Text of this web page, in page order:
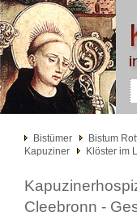
Bistümer Bistum
Kapuziner
Klöster im
Cleebronn -